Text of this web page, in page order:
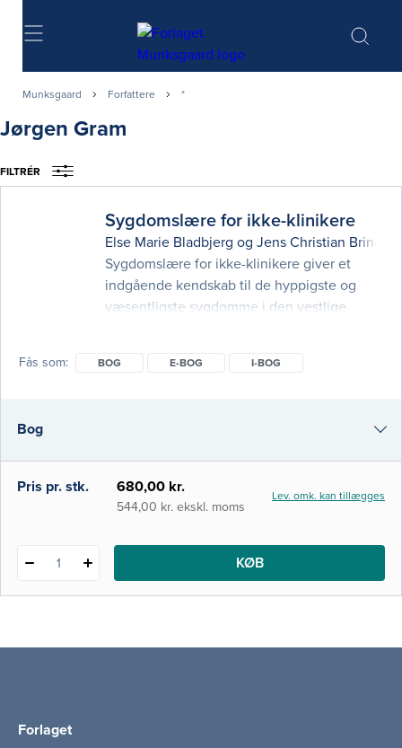
Søg
Munksgaard Forfattere *
Jørgen Gram
FILTRÉR
Sygdomslære for ikke-klinikere
Else Marie Bladbjerg og Jens Christian Brings
Sygdomslære for ikke-klinikere giver et
indgående kendskab til de hyppigste og
væsentligste sygdomme i den vestlige
men som skal kunne agere i tværfaglig
folkesundhedsvidenskab, medicoteknik,
odontologi, sundhedsteknologi o
Fås som BOG E-BOG I-BOG
Bog
e-bog
Pris pr. stk. 680,00 kr.
544,00 kr. ekskl. moms
Lev. omk. kan tillægges
1 KØB
Forlaget